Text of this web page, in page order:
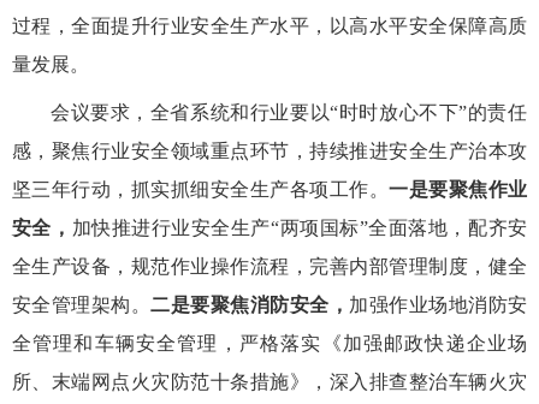
过程，全面提升行业安全生产水平，以高水平安全保障高质
量发展。
会议要求，全省系统和行业要以“时时放心不下”的责任
感， 聚焦行业安全领域重点环节，持续推进安全生产治本攻
坚三年行动，抓实抓细安全生产各项工作。一是要聚焦作业
安全， 加快推进行业安全生产“两项 国标”全面落地 ， 配齐安
全生产设备，规范作业操作流程，完善内部管理制度，健全
安全管理架构。二是要聚焦消防安全， 加强作业场地消防安
全管理和 车辆安全管理， 严格落实《加强邮政快递企业场
所、末端网点火灾防范十条措施》，深入排查整治车辆火灾